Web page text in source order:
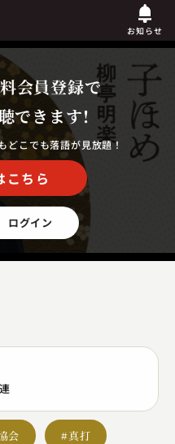
お知らせ
会員登録で
できます!
どこでも落語が見放題！
こちら
ログイン
会 #真打